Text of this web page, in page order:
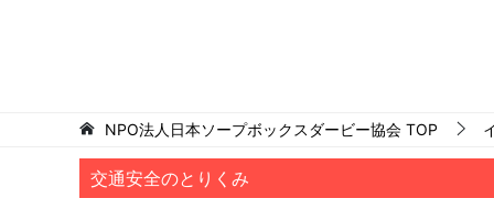
NPO法人日本ソープボックスダービー協会 TOP
交通安全のとりくみ